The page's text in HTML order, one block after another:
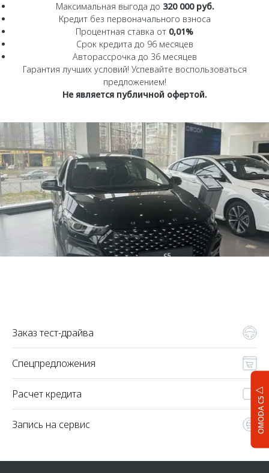
Одежда и сувениры
Оригинальные аксессуары
Трейд-ин
Калькулятор трейд-ин
Приложение O&J
Одежда и сувениры
Оригинальные аксессуары
OMODA C5
Максимальная выгода до 320 000 руб.
Кредит без первоначального взноса
Процентная ставка от 0,01%
Срок кредита до 96 месяцев
Авторассрочка до 36 месяцев
Гарантия лучших условий! Успевайте воспользоваться
предложением!
Не является публичной офертой.
Заказ тест-драйва
Спецпредложения
Расчет кредита
Запись на сервис